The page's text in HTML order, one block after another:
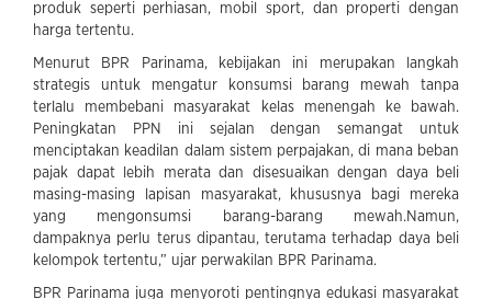
produk seperti perhiasan, mobil sport, dan properti dengan
harga tertentu.
Menurut BPR Parinama, kebijakan ini merupakan langkah
strategis untuk mengatur konsumsi barang mewah tanpa
terlalu membebani masyarakat kelas menengah ke bawah.
Peningkatan PPN ini sejalan dengan semangat untuk
menciptakan keadilan dalam sistem perpajakan, di mana beban
pajak dapat lebih merata dan disesuaikan dengan daya beli
masing-masing lapisan masyarakat, khususnya bagi mereka
yang mengonsumsi barang-barang mewah.Namun,
dampaknya perlu terus dipantau, terutama terhadap daya beli
kelompok tertentu,” ujar perwakilan BPR Parinama.
BPR Parinama juga menyoroti pentingnya edukasi masyarakat